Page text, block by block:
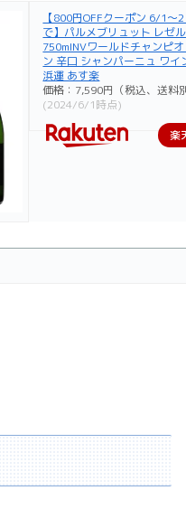
【800円OFFクーポン 6/1
で】パルメブリュット レゼ
750mlNVワールドチャンピ
ン 辛口 シャンパーニュ ワイ
浜運 あす楽
価格：7,590円（税込、送料
(2024/6/1時点)
楽